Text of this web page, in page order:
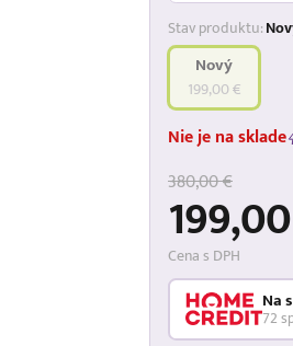
Stav produktu:
Nový
199,00 €
Nie je na sklade
380,00 €
Cena s DPH
Na
72